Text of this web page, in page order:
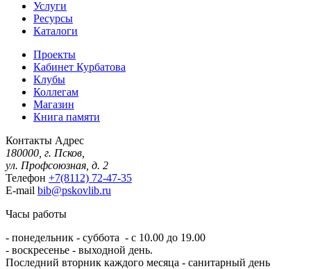
Услуги
Ресурсы
Каталоги
Проекты
Кабинет Курбатова
Клубы
Коллегам
Магазин
Книга памяти
Контакты Адрес
180000, г. Псков,
ул. Профсоюзная, д. 2
Телефон +7(8112) 72-47-35
E-mail bib@pskovlib.ru
Часы работы
- понедельник - суббота - с 10.00 до 19.00
- воскресенье - выходной день.
Последний вторник каждого месяца - санитарный день